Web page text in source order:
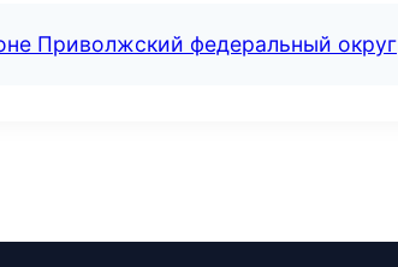
Приволжский федеральный округ